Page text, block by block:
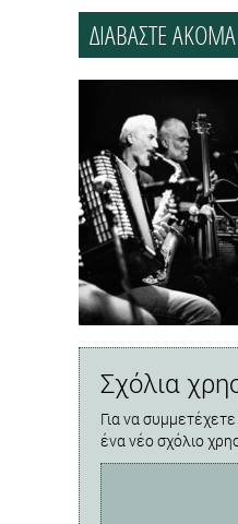
ΔΙΑΒΑΣΤΕ
Σχόλια
Για να
ένα νέο σχόλιο